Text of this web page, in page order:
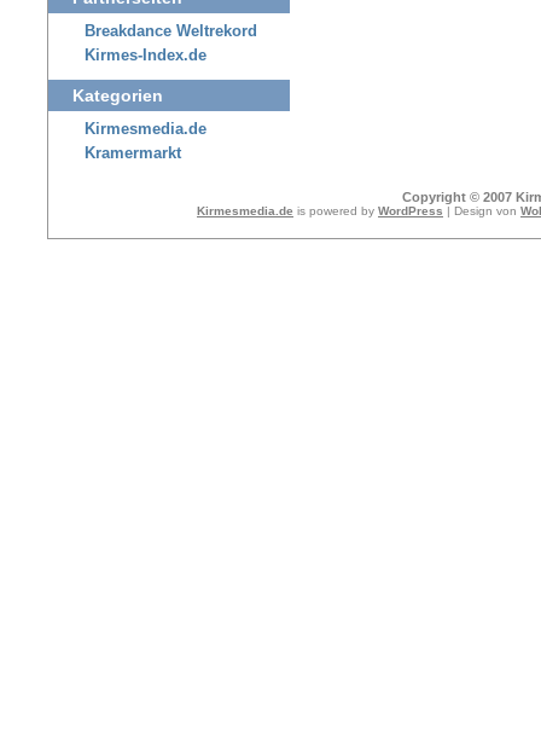
Breakdance Weltrekord
Kirmes-Index.de
Kategorien
Kirmesmedia.de
Kramermarkt
Copyright © 2007
Kirmesmedia.de is powered by WordPress | Design von